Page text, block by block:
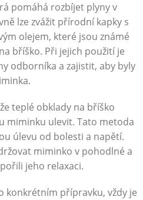
pomáhá rozbíjet plyny v
lze zvážit přírodní kapky s
olejem, které jsou známé
bříško. Při jejich použití je
odborníka a zajistit, aby byly
teplé obklady na bříško
miminku ulevit. Tato metoda
úlevu od bolesti a napětí.
miminko v pohodlné a
jeho relaxaci.
konkrétním přípravku, vždy je